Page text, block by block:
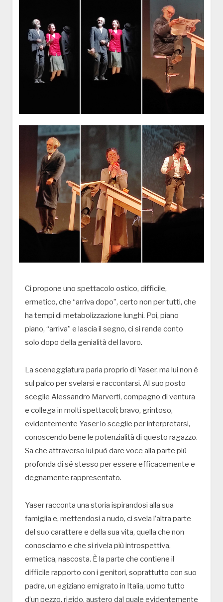
Ci propone uno spettacolo ostico, difficile,
ermetico, che “arriva dopo”, certo non per tutti, che
ha tempi di metabolizzazione lunghi. Poi, piano
piano, “arriva” e lascia il segno, ci si rende conto
solo dopo della genialità del lavoro.
La sceneggiatura parla proprio di Yaser, ma lui non è
sul palco per svelarsi e raccontarsi. Al suo posto
sceglie Alessandro Marverti, compagno di ventura
e collega in molti spettacoli; bravo, grintoso,
evidentemente Yaser lo sceglie per interpretarsi,
conoscendo bene le potenzialità di questo ragazzo.
Sa che attraverso lui può dare voce alla parte più
profonda di sé stesso per essere efficacemente e
degnamente rappresentato.
Yaser racconta una storia ispirandosi alla sua
famiglia e, mettendosi a nudo, ci svela l’altra parte
del suo carattere e della sua vita, quella che non
conosciamo e che si rivela più introspettiva,
ermetica, nascosta. È la parte che contiene il
difficile rapporto con i genitori, soprattutto con suo
padre, un egiziano emigrato in Italia, uomo tutto
d’un pezzo, rigido, austero dal quale evidentemente